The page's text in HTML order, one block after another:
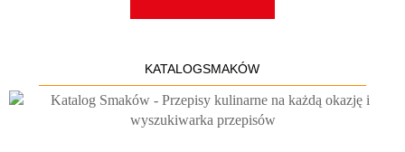
KATALOGSMAKÓW